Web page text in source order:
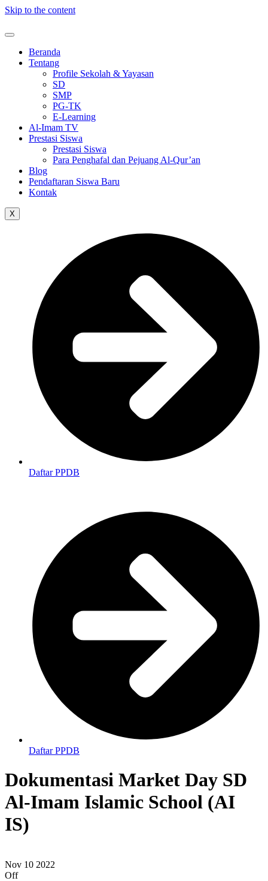
Skip to the content
Beranda
Tentang
Profile Sekolah & Yayasan
SD
SMP
PG-TK
E-Learning
Al-Imam TV
Prestasi Siswa
Prestasi Siswa
Para Penghafal dan Pejuang Al-Qur’an
Blog
Pendaftaran Siswa Baru
Kontak
X
Daftar PPDB
Daftar PPDB
Dokumentasi Market Day SD
Al-Imam Islamic School (AI
IS)
Nov 10 2022
Off